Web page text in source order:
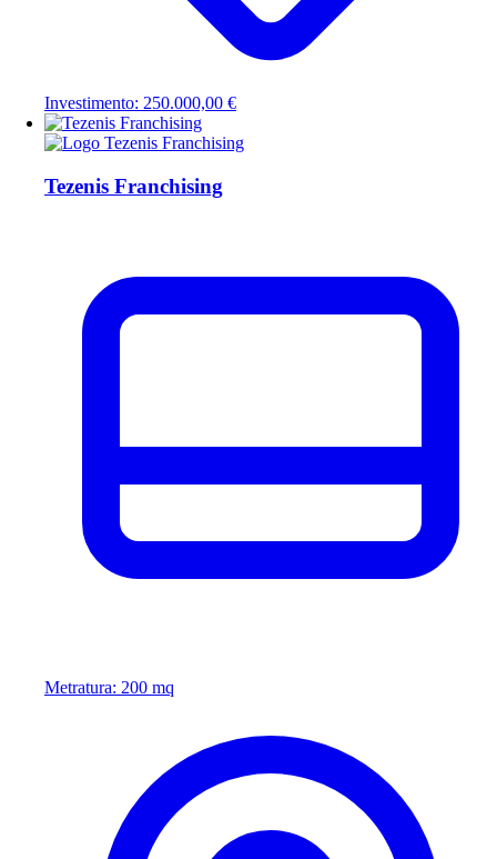
Investimento: 250.000,00 €
Tezenis Franchising
Metratura: 200 mq